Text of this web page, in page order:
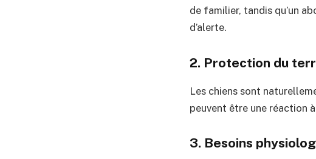
de familier, tandis qu’un
d’alerte.
2. Protection du
Les chiens sont
peuvent être une réaction
3. Besoins